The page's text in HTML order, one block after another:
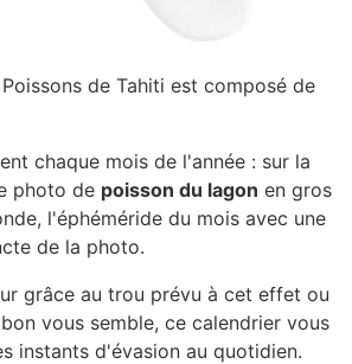
de Tahiti est composé de
chaque mois de l'année : sur la
photo de poisson du lagon en gros
l'éphéméride du mois avec une
de la photo.
grâce au trou prévu à cet effet ou
vous semble, ce calendrier vous
instants d'évasion au quotidien.